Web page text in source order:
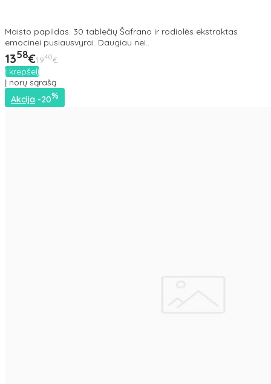
Maisto papildas. 30 tablečių Šafrano ir rodiolės ekstraktas
emocinei pusiausvyrai. Daugiau nei..
1358€1940€
Į krepšelį
Į norų sąrašą
Akcija -20%